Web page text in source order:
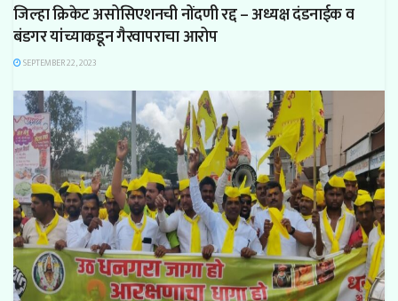
जिल्हा क्रिकेट असोसिएशनची नोंदणी रद्द – अध्यक्ष दंडनाईक व
बंडगर यांच्याकडून गैरवापराचा आरोप
SEPTEMBER 22, 2023